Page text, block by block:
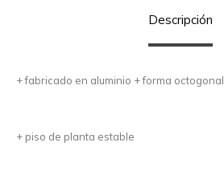
Descripción
+ fabricado en aluminio + forma octogonal
+ piso de planta estable